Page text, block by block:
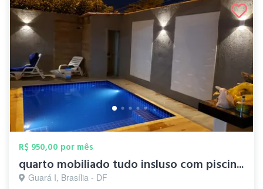
R$ 950,00 por mês
quarto mobiliado tudo insluso com piscin...
Guará I, Brasília - DF